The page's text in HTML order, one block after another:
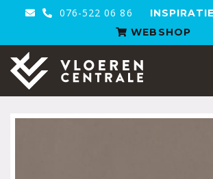
076-522 06 86 INSPIRATIE
WEBSHOP